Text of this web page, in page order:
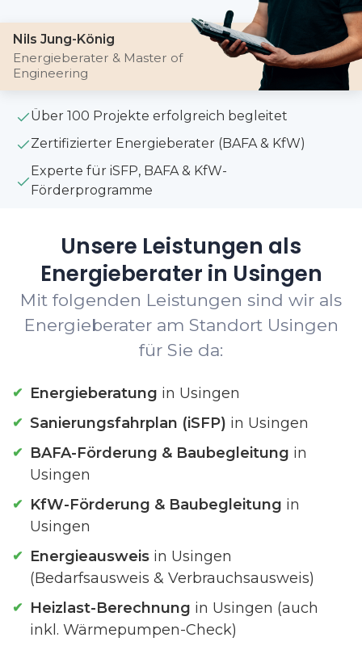
Nils Jung-König
Energieberater & Master of
Engineering
Über 100 Projekte erfolgreich begleitet
Zertifizierter Energieberater (BAFA & KfW)
Experte für iSFP, BAFA & KfW-
Förderprogramme
Unsere Leistungen als
Energieberater in Usingen
Mit folgenden Leistungen sind wir als
Energieberater am Standort Usingen
für Sie da:
Energieberatung in Usingen
Sanierungsfahrplan (iSFP) in Usingen
BAFA-Förderung & Baubegleitung in
Usingen
KfW-Förderung & Baubegleitung in
Usingen
Energieausweis in Usingen
(Bedarfsausweis & Verbrauchsausweis)
Heizlast-Berechnung in Usingen (auch
inkl. Wärmepumpen-Check)